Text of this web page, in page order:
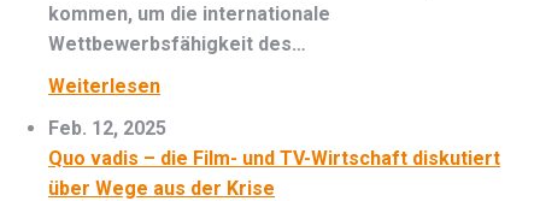
kommen, um die internationale
Wettbewerbsfähigkeit des…
Weiterlesen
Feb. 12, 2025
Quo vadis – die Film- und TV-Wirtschaft diskutiert
über Wege aus der Krise